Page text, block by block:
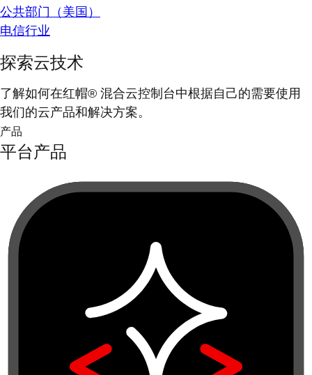
公共部门（美国）
电信行业
探索云技术
了解如何在红帽® 混合云控制台中根据自己的需要使用
我们的云产品和解决方案。
产品
平台产品